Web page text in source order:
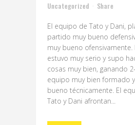
Uncategorized
Share
El equipo de Tato y Dani,
partido muy bueno
muy bueno ofensivamente.
estuvo muy serio y supo
cosas muy bien, ganando
equipo muy bien formado
bueno técnicamente. El
Tato y Dani afrontan...